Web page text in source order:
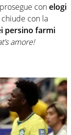
conelogi
chiude con la
persino farmi
amore!